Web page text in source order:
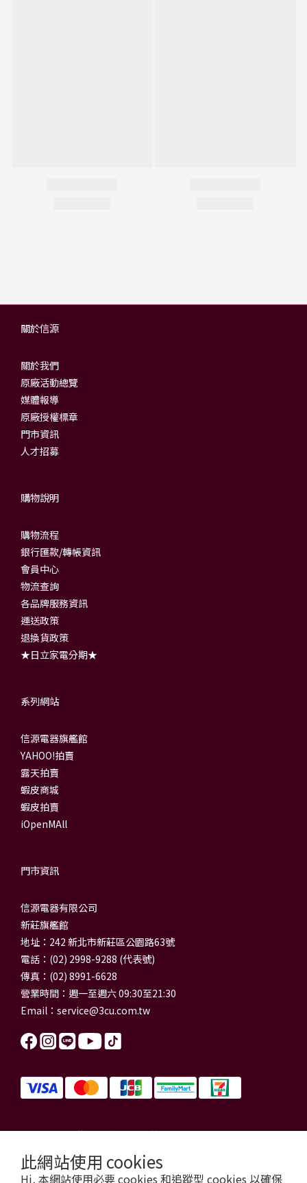
此網站使用 cookies
Hi, 本網站使用必要 cookies 和追蹤型 cookies 以確保
關於信源
關於我們
原廠活動總覽
媒體報導
原廠授權標章
門市資訊
人才招募
購物說明
購物流程
銀行匯款/轉帳資訊
會員中心
物流查詢
各品牌服務資訊
運送政策
退換貨政策
★日立家電分期★
系列網站
信源電器旗艦館
YAHOO!拍賣
露天拍賣
蝦皮商城
蝦皮拍賣
iOpenMAll
門市資訊
信源電器有限公司
新莊旗艦館
地址：242 新北市新莊區公園路63號
電話：(02) 2998-9288 (代表號)
傳真：(02) 8991-6628
營業時間：週一至週六 09:30至21:30
Email： service@3cu.com.tw
信源電器有限公司 統一編號：84179325
信源電器 版權所有